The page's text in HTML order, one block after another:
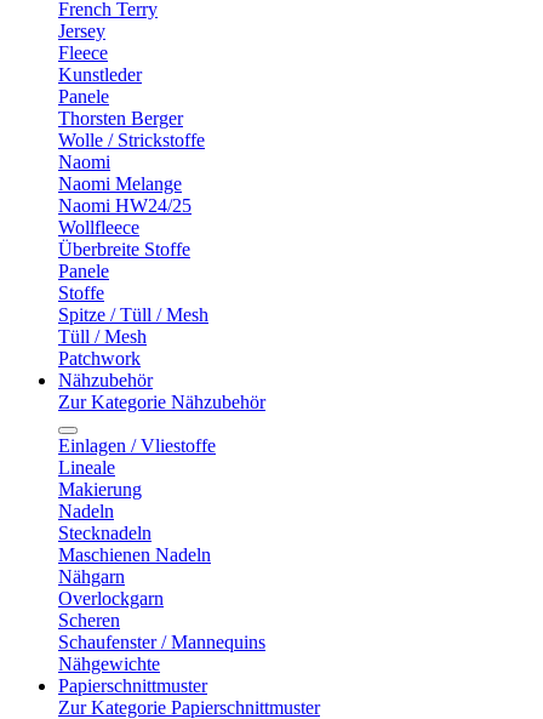
French Terry
Jersey
Fleece
Kunstleder
Panele
Thorsten Berger
Wolle / Strickstoffe
Naomi
Naomi Melange
Naomi HW24/25
Wollfleece
Überbreite Stoffe
Panele
Stoffe
Spitze / Tüll / Mesh
Tüll / Mesh
Patchwork
Nähzubehör
Zur Kategorie Nähzubehör
Einlagen / Vliestoffe
Lineale
Makierung
Nadeln
Stecknadeln
Maschienen Nadeln
Nähgarn
Overlockgarn
Scheren
Schaufenster / Mannequins
Nähgewichte
Papierschnittmuster
Zur Kategorie Papierschnittmuster